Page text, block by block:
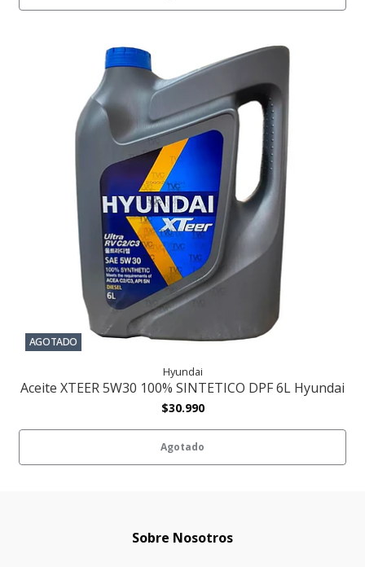
AGOTADO
Hyundai
Aceite XTEER 5W30 100% SINTETICO DPF 6L Hyundai
$30.990
Agotado
Sobre Nosotros